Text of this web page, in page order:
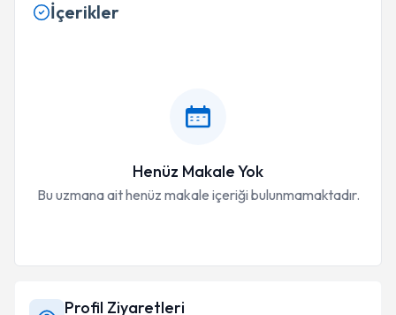
İçerikler
Henüz Makale Yok
Bu uzmana ait henüz makale içeriği bulunmamaktadır.
Profil Ziyaretleri